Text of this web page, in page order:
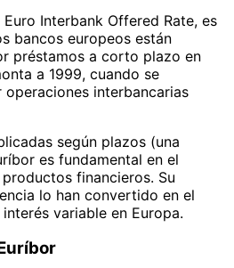
Interbank Offered Rate, es
bancos europeos están
préstamos a corto plazo en
a 1999, cuando se
interbancarias
según plazos (una
es fundamental en el
financieros. Su
lo han convertido en el
variable en Europa.